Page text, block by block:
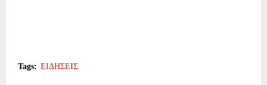
Tags: ΕΙΔΗΣΕΙΣ